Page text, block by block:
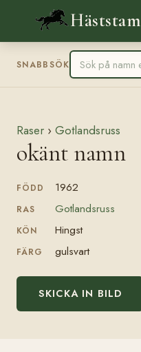
Häststam
SNABBSÖK
Raser › Gotlandsruss
okänt namn
FÖDD 1962
RAS Gotlandsruss
KÖN Hingst
FÄRG gulsvart
SKICKA IN BILD